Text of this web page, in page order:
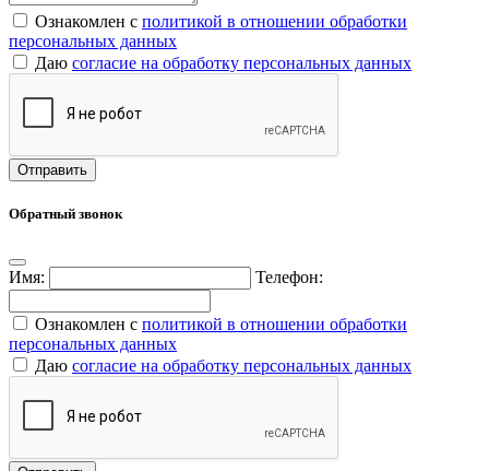
Ознакомлен с политикой в отношении обработки
персональных данных
Даю согласие на обработку персональных данных
Обратный звонок
Имя: Телефон:
Ознакомлен с политикой в отношении обработки
персональных данных
Даю согласие на обработку персональных данных